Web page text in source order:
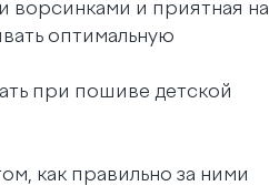
ворсинками и приятная на
оптимальную
при пошиве детской
как правильно за ними